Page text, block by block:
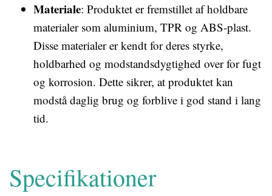
Materiale: Produktet er fremstillet af holdbare
materialer som aluminium, TPR og ABS-plast.
Disse materialer er kendt for deres styrke,
holdbarhed og modstandsdygtighed over for fugt
og korrosion. Dette sikrer, at produktet kan
modstå daglig brug og forblive i god stand i lang
tid.
Specifikationer